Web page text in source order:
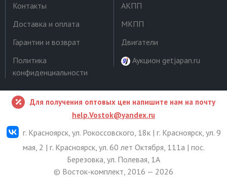
Контакты
Доставка и оплата
Гарантии и возврат
Политика
конфиденциальности
АКПП
МКПП
Двигатели
Аукцион getjapan.ru
Для получения оптовых цен напишите нам на почту
help.Vostok@yandex.ru
г. Красноярск, ул. Рокоссовского, 18к | г. Красноярск, ул. 9
мая, 2 | г. Красноярск, ул. 60 лет Октября, 111а | пос.
Березовка, ул. Полевая, 1А
© Восток-комплект, 2016 — 2026